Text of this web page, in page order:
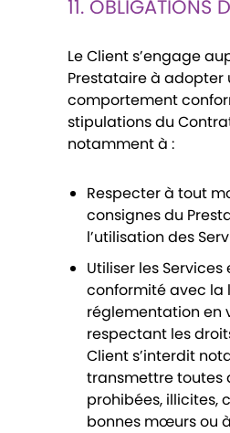
11. OBLIGATIONS
Le Client s’engage
Prestataire à adopter
comportement
stipulations du
notamment à :
Respecter à tout
consignes du
l’utilisation des
Utiliser les
conformité avec la
réglementation en
respectant les
Client s’interdit
transmettre toutes
prohibées, illicites,
bonnes mœurs ou